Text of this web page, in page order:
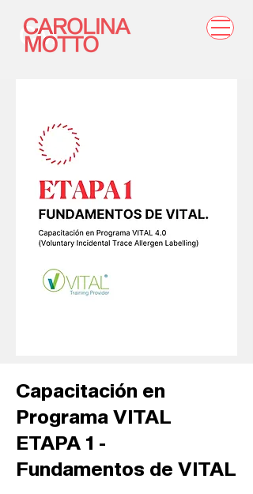
Capacitación en
Programa VITAL
ETAPA 1 -
Fundamentos de VITAL